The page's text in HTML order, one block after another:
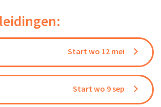
Start wo 12 mei
Start wo 9 sep